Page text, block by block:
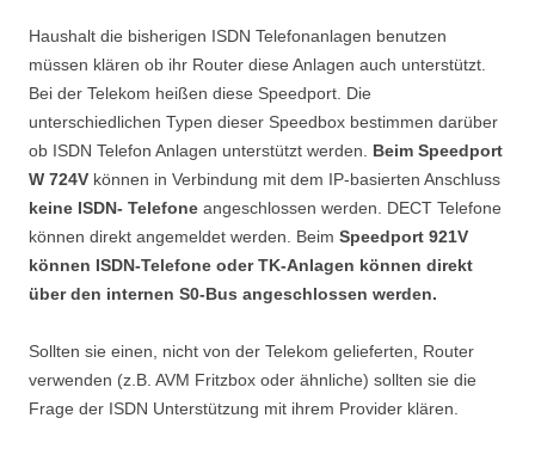
Haushalt die bisherigen ISDN Telefonanlagen benutzen
müssen klären ob ihr Router diese Anlagen auch unterstützt.
Bei der Telekom heißen diese Speedport. Die
unterschiedlichen Typen dieser Speedbox bestimmen darüber
ob ISDN Telefon Anlagen unterstützt werden. Beim Speedport
W 724V können in Verbindung mit dem IP-basierten Anschluss
keine ISDN- Telefone angeschlossen werden. DECT Telefone
können direkt angemeldet werden. Beim Speedport 921V
können ISDN-Telefone oder TK-Anlagen können direkt
über den internen S0-Bus angeschlossen werden.
Sollten sie einen, nicht von der Telekom gelieferten, Router
verwenden (z.B. AVM Fritzbox oder ähnliche) sollten sie die
Frage der ISDN Unterstützung mit ihrem Provider klären.